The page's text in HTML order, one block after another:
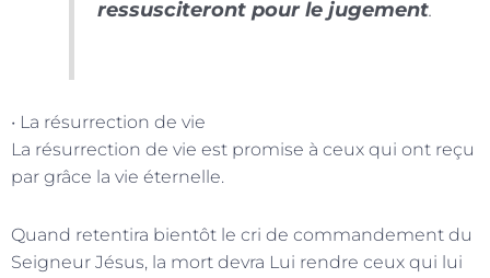
ressusciteront pour le jugement.
• La résurrection de vie
La résurrection de vie est promise à ceux qui ont reçu
par grâce la vie éternelle.
Quand retentira bientôt le cri de commandement du
Seigneur Jésus, la mort devra Lui rendre ceux qui lui